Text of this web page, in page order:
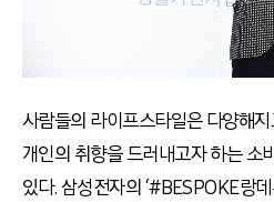
사람들의 라이프스타일은 다양해
개인의 취향을 드러내고자 하는 소
있다. 삼성전자의 ‘#BESPOKE랑